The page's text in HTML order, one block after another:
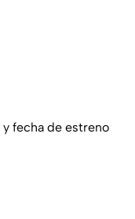
fecha de estreno